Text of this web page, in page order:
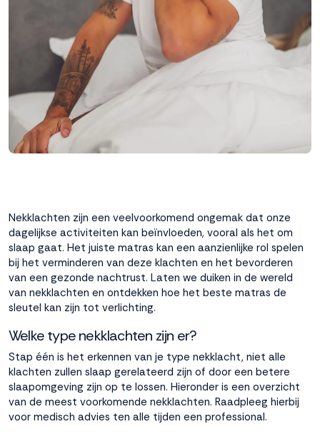
interactie met ons
binnen en buiten
onze website te
volgen. Dat doen we
legitiem en belangrijk,
anoniem. Meer
weten? LeesBekijk
dit overzicht
alle
cookieinstellingen en
onze marketing
cookies. Kies je voor
Weigeren? Dan
plaatsen we alleen
functionele en
analytische cookies.
Weigeren
Accepteren
Nekklachten zijn een veelvoorkomend ongemak dat onze
dagelijkse activiteiten kan beïnvloeden, vooral als het om
slaap gaat. Het juiste matras kan een aanzienlijke rol spelen
bij het verminderen van deze klachten en het bevorderen
van een gezonde nachtrust. Laten we duiken in de wereld
van nekklachten en ontdekken hoe het beste matras de
sleutel kan zijn tot verlichting.
Welke type nekklachten zijn er?
Stap één is het erkennen van je type nekklacht, niet alle
klachten zullen slaap gerelateerd zijn of door een betere
slaapomgeving zijn op te lossen. Hieronder is een overzicht
van de meest voorkomende nekklachten. Raadpleeg hierbij
voor medisch advies ten alle tijden een professional.